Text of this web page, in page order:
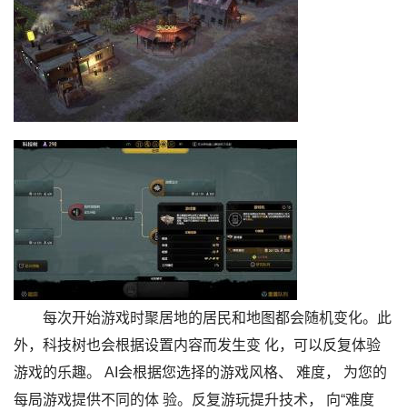
每次开始游戏时聚居地的居民和地图都会随机变化。此
外，科技树也会根据设置内容而发生变 化，可以反复体验
游戏的乐趣。 AI会根据您选择的游戏风格、 难度， 为您的
每局游戏提供不同的体 验。反复游玩提升技术， 向“难度